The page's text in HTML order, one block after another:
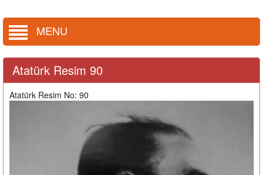
MENU
Atatürk Resim 90
Atatürk Resim No: 90